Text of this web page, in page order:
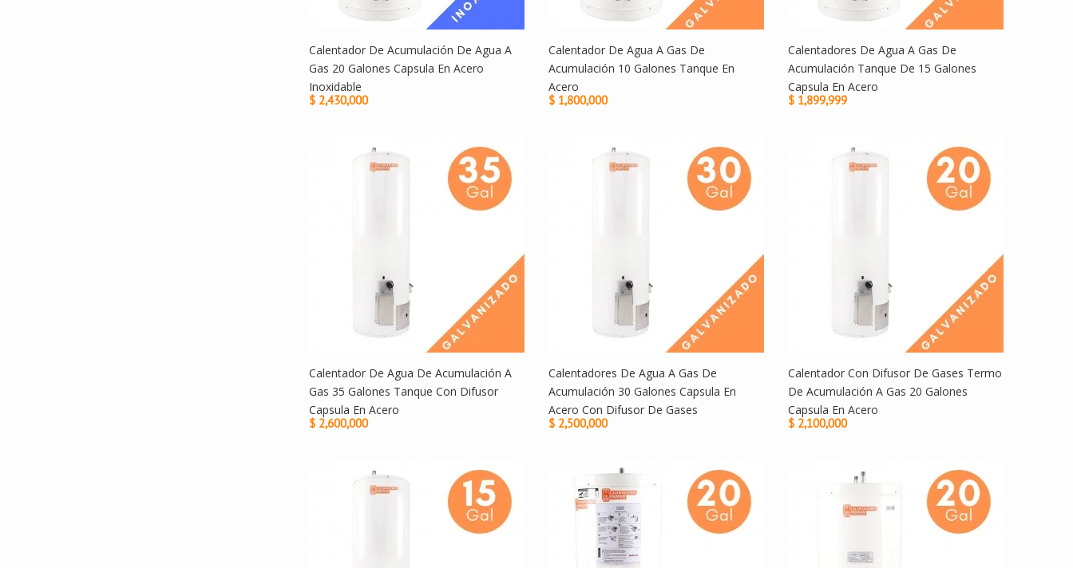
Calentador De Acumulación De Agua A
Gas 20 Galones Capsula En Acero
Inoxidable
$ 2,430,000
Calentador De Agua A Gas De
Acumulación 10 Galones Tanque En
Acero
$ 1,800,000
Calentadores De Agua A Gas De
Acumulación Tanque De 15 Galones
Capsula En Acero
$ 1,899,999
Calentador De Agua De Acumulación A
Gas 35 Galones Tanque Con Difusor
Capsula En Acero
$ 2,600,000
Calentadores De Agua A Gas De
Acumulación 30 Galones Capsula En
Acero Con Difusor De Gases
$ 2,500,000
Calentador Con Difusor De Gases Termo
De Acumulación A Gas 20 Galones
Capsula En Acero
$ 2,100,000